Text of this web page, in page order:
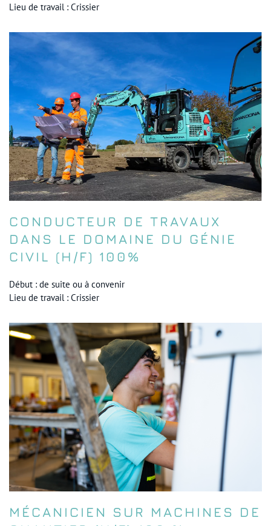
Lieu de travail : Crissier
CONDUCTEUR DE TRAVAUX
DANS LE DOMAINE DU GÉNIE
CIVIL (H/F) 100%
Début : de suite ou à convenir
Lieu de travail : Crissier
MÉCANICIEN SUR MACHINES DE